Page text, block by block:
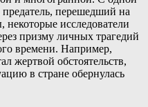
перешедший на
некоторые исследователи
призму личных трагедий
времени. Например,
жертвой обстоятельств,
в стране обернулась